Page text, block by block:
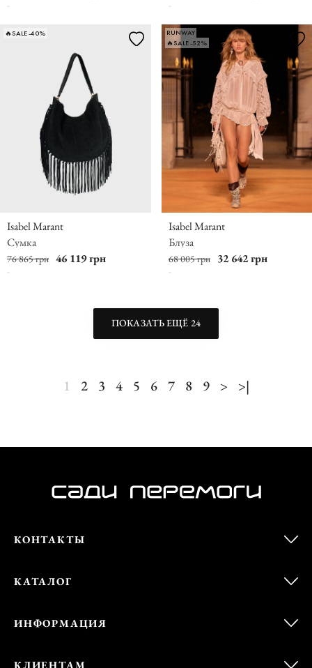
🔥SALE -40%
Isabel Marant
Сумка
76 865 грн 46 119 грн
RUNWAY
🔥SALE -52%
Isabel Marant
Блуза
68 005 грн 32 642 грн
ПОКАЗАТЬ ЕЩЁ 24
1 2 3 4 5 6 7 8 9 > >|
КОНТАКТЫ
КАТАЛОГ
ИНФОРМАЦИЯ
КЛИЕНТАМ